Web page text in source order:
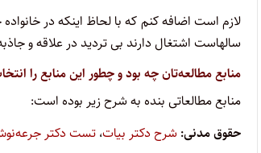
سالهاست اشتغال دارند بی تردید در علاقه و
منابع مطالعه‌تان چه بود و چطور این منابع را
منابع مطالعاتی بنده به شرح زیر بوده است:
حقوق مدنی: شرح دکتر بیات، تست دکتر